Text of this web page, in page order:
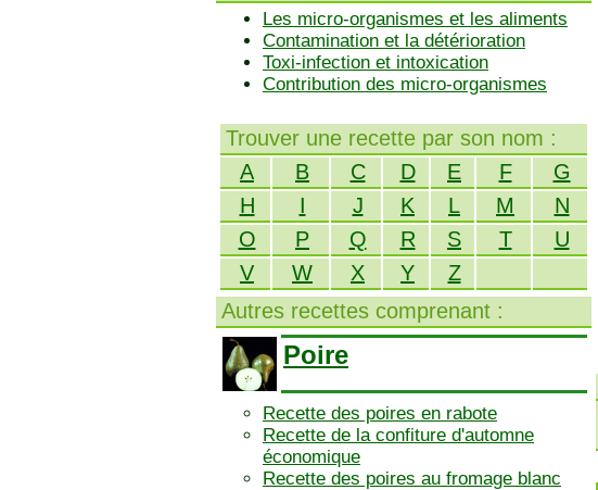
Les micro-organismes et les aliments
Contamination et la détérioration
Toxi-infection et intoxication
Contribution des micro-organismes
Trouver une recette par son nom :
A
B C D E F
G
H
I J K L M
N
O
P Q R S T
U
V
W X Y
Z
Autres recettes comprenant :
Poire
Recette des poires en rabote
Recette de la confiture d'automne
économique
Recette des poires au fromage blanc